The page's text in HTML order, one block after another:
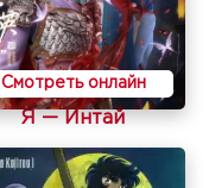
Смотреть онлайн
Я — Интай